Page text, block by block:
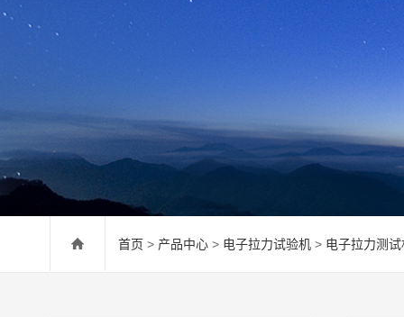
首页 > 产品中心 > 电子拉力试验机 > 电子拉力测试